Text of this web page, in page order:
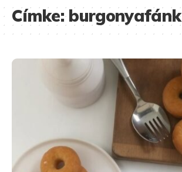
Címke:burgonyafánk